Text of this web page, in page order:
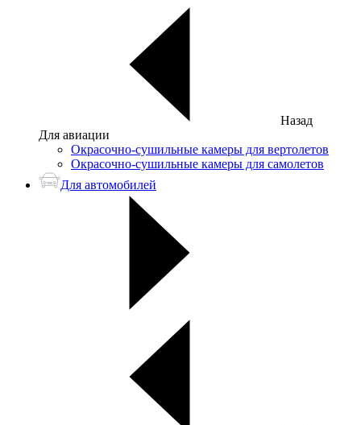
Назад
Для авиации
Окрасочно-сушильные камеры для вертолетов
Окрасочно-сушильные камеры для самолетов
Для автомобилей